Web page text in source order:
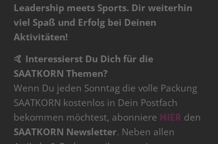
Leadership meets Sports. Dir weiterhin
viel Spaß und Erfolg bei Deinen
Aktivitäten!
🤙 Interessierst Du Dich für die
SAATKORN Themen?
Wenn Du jeden Sonntag die volle Packung
SAATKORN kostenlos in Dein Postfach
bekommen möchtest, abonniere HIER den
SAATKORN Newsletter. Neben allen